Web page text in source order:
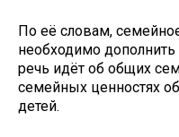
По её словам,
необходимо дополнить
речь идёт об общих
семейных ценностях
детей.